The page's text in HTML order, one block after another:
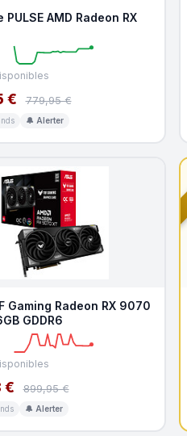
AMD Radeon RX
€ 779,95 €
🔔 Alerter
Gaming Radeon RX 9070
GDDR6
€ 899,95 €
🔔 Alerter